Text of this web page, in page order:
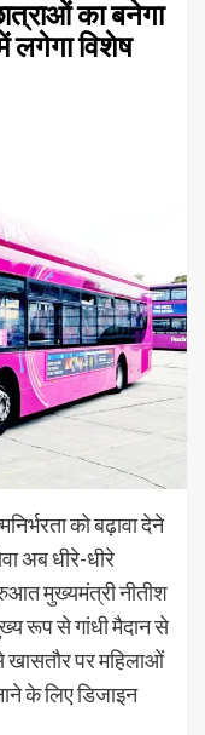
का बनेगा
विशेष
को बढ़ावा देने
अब धीरे-धीरे
मुख्यमंत्री नीतीश
रूप से गांधी मैदान से
खासतौर पर महिलाओं
के लिए डिजाइन